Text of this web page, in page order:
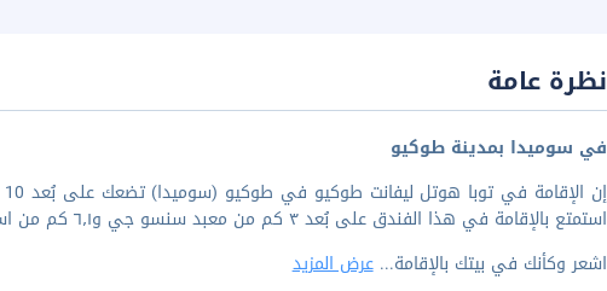
نظرة عامة
في سوميدا بمدينة طوكيو
استمتع بالإقامة في هذا الفندق على بُعد ٣ كم من معبد سنسو جي و٦٫١ كم من استاد طوكيو دوم.
اشعر وكأنك في بيتك بالإقامة...عرض المزيد